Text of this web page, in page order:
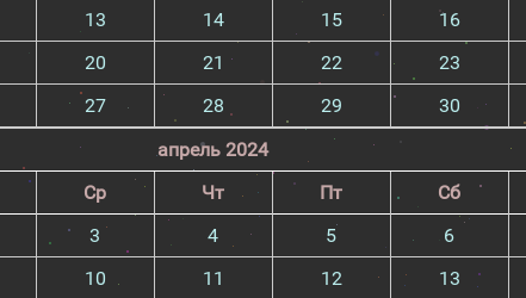
13 14 15 16
20 21 22 23
27 28 29 30
апрель 2024
Ср Чт Пт Сб
3 4 5 6
10 11 12 13